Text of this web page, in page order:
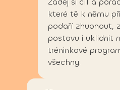
které tě k němu
podaří zhubnout,
postavu i uklidnit
tréninkové
všechny.